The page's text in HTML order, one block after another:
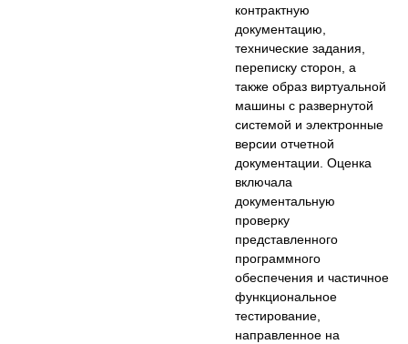
контрактную
документацию,
технические задания,
переписку сторон, а
также образ виртуальной
машины с развернутой
системой и электронные
версии отчетной
документации. Оценка
включала
документальную
проверку
представленного
программного
обеспечения и частичное
функциональное
тестирование,
направленное на